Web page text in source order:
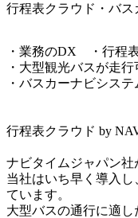
行程表クラウド・バス
・業務のDX　・行程
・大型観光バスが走
・バスカーナビシス
…など役に
行程表クラウド by
ナビタイムジャパン社
当社はいち早く導入
ています。
大型バスの通行に適